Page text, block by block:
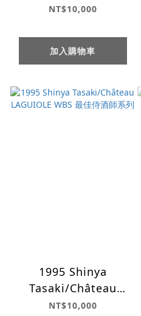
LAGUIOLE WBS 最佳
NT$10,000
加入購物車
1995 Shinya
Tasaki/Château
LAGUIOLE WBS 最佳
NT$10,000